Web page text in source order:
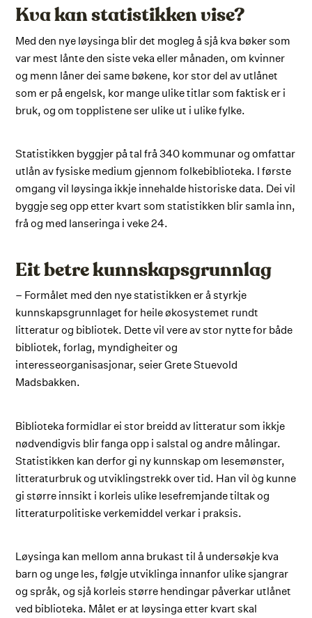
Kva kan statistikken vise?
Med den nye løysinga blir det mogleg å sjå kva bøker som
var mest lånte den siste veka eller månaden, om kvinner
og menn låner dei same bøkene, kor stor del av utlånet
som er på engelsk, kor mange ulike titlar som faktisk er i
bruk, og om topplistene ser ulike ut i ulike fylke.
Statistikken byggjer på tal frå 340 kommunar og omfattar
utlån av fysiske medium gjennom folkebiblioteka. I første
omgang vil løysinga ikkje innehalde historiske data. Dei vil
byggje seg opp etter kvart som statistikken blir samla inn,
frå og med lanseringa i veke 24.
Eit betre kunnskapsgrunnlag
– Formålet med den nye statistikken er å styrkje
kunnskapsgrunnlaget for heile økosystemet rundt
litteratur og bibliotek. Dette vil vere av stor nytte for både
bibliotek, forlag, myndigheiter og
interesseorganisasjonar, seier Grete Stuevold
Madsbakken.
Biblioteka formidlar ei stor breidd av litteratur som ikkje
nødvendigvis blir fanga opp i salstal og andre målingar.
Statistikken kan derfor gi ny kunnskap om lesemønster,
litteraturbruk og utviklingstrekk over tid. Han vil òg kunne
gi større innsikt i korleis ulike lesefremjande tiltak og
litteraturpolitiske verkemiddel verkar i praksis.
Løysinga kan mellom anna brukast til å undersøkje kva
barn og unge les, følgje utviklinga innanfor ulike sjangrar
og språk, og sjå korleis større hendingar påverkar utlånet
ved biblioteka. Målet er at løysinga etter kvart skal